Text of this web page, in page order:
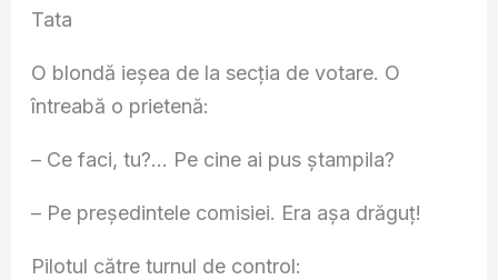
Tata
O blondă ieşea de la secţia de votare. O
întreabă o prietenă:
– Ce faci, tu?… Pe cine ai pus ştampila?
– Pe preşedintele comisiei. Era aşa drăguţ!
Pilotul către turnul de control: